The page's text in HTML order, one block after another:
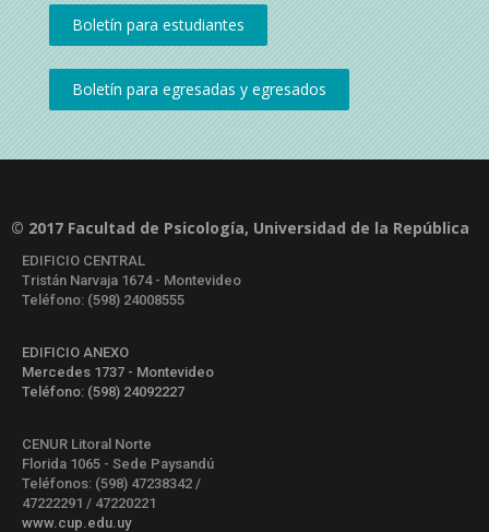
© 2017 Facultad de Psicología, Universidad de la República
EDIFICIO CENTRAL
Tristán Narvaja 1674 - Montevideo
Teléfono: (598) 24008555
EDIFICIO ANEXO
Mercedes 1737 - Montevideo
Teléfono: (598) 24092227
CENUR Litoral Norte
Florida 1065 - Sede Paysandú
Teléfonos: (598) 47238342 /
47222291 / 47220221
www.cup.edu.uy